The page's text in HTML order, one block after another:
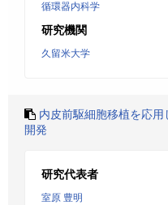
循環器内科学
研究機関
久留米大学
内皮前駆細胞移植を応
開発
研究代表者
室原 豊明